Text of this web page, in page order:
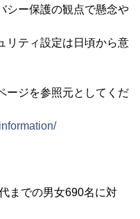
シー保護の観点で懸念や
リティ設定は日頃から意
ージを参照元としてくだ
までの男女690名に対